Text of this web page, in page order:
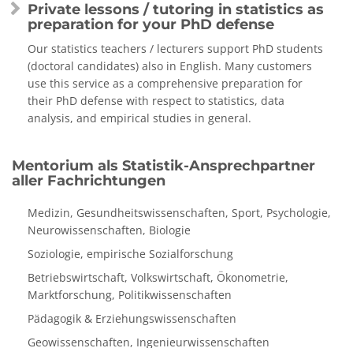
Private lessons / tutoring in statistics as
preparation for your PhD defense
Our statistics teachers / lecturers support PhD students
(doctoral candidates) also in English. Many customers
use this service as a comprehensive preparation for
their PhD defense with respect to statistics, data
analysis, and empirical studies in general.
Mentorium als Statistik-Ansprechpartner
aller Fachrichtungen
Medizin, Gesundheitswissenschaften, Sport, Psychologie,
Neurowissenschaften, Biologie
Soziologie, empirische Sozialforschung
Betriebswirtschaft, Volkswirtschaft, Ökonometrie,
Marktforschung, Politikwissenschaften
Pädagogik & Erziehungswissenschaften
Geowissenschaften, Ingenieurwissenschaften